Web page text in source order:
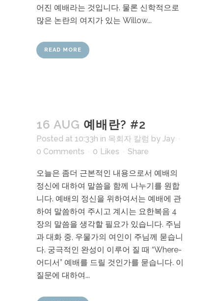
어진 예배라는 것입니다. 물론 신학적으로
많은 논란의 여지가 있는 Willow...
READ MORE
16 AUG 예배란? #2
Posted at 10:33h in 목회자 칼럼 by Jay
0 Comments
0 Likes Share
오늘은 좀더 근본적인 내용으로서 예배의
정신에 대하여 말씀을 함께 나누기를 원합
니다. 예배의 정신을 위하여서는 예배에 관
하여 말씀하여 주시고 계시는 요한복음 4
장의 말씀을 생각할 필요가 있습니다. 주님
과 대화 중, 우물가의 여인이 주님께 묻습니
다. 궁극적인 완성이 이루어 질 때 “Where-
어디서” 예배를 드릴 것인가를 묻습니다. 이
질문에 대하여...